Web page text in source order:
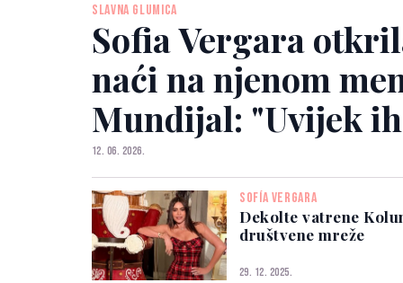
SLAVNA GLUMICA
Sofia Vergara
naći na njenom
Mundijal: "Uvijek
12. 06. 2026.
SOFÍA VERGARA
Dekolte vatrene
društvene mreže
29. 12. 2025.